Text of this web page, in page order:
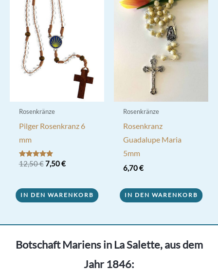
Rosenkränze
Pilger Rosenkranz 6
mm
Bewertet mit
5.00
12,50€ Ursprünglicher
12,50 €
7,50€Aktueller
7,50 €.
IN DEN WARENKORB
Rosenkränze
Rosenkranz
Guadalupe Maria
5mm
6,70€
IN DEN WARENKORB
Botschaft Mariens in La Salette, aus dem
Jahr 1846: